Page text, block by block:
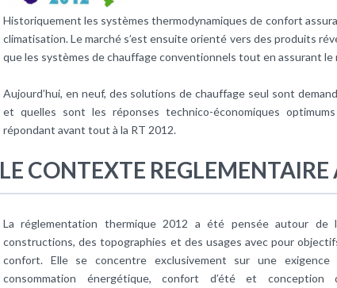
Historiquement les systèmes thermodynamiques de confort
climatisation. Le marché s’est ensuite orienté vers des produits
que les systèmes de chauffage conventionnels tout en assurant le
Aujourd’hui, en neuf, des solutions de chauffage seul sont
et quelles sont les réponses technico-économiques
répondant avant tout à la RT 2012.
LE CONTEXTE REGLEMENTAIRE
La réglementation thermique 2012 a été pensée autour de
constructions, des topographies et des usages avec pour
confort. Elle se concentre exclusivement sur une
consommation énergétique, confort d’été et